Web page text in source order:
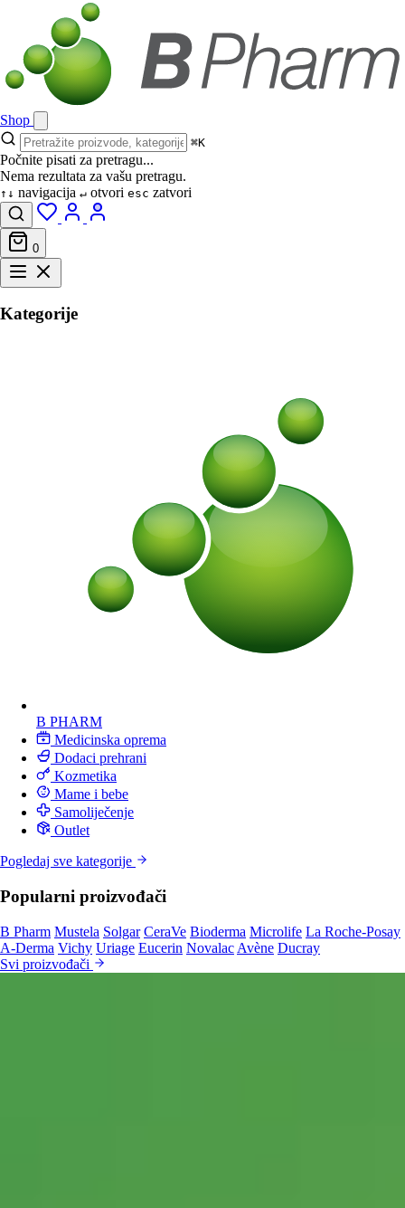
Shop
⌘K
Počnite pisati za pretragu...
Nema rezultata za vašu pretragu.
↑↓ navigacija ↵ otvori esc zatvori
0
Kategorije
B PHARM
Medicinska oprema
Dodaci prehrani
Kozmetika
Mame i bebe
Samoliječenje
Outlet
Pogledaj sve kategorije
Popularni proizvođači
B Pharm Mustela Solgar CeraVe Bioderma Microlife La Roche-Posay
A-Derma Vichy Uriage Eucerin Novalac Avène Ducray
Svi proizvođači